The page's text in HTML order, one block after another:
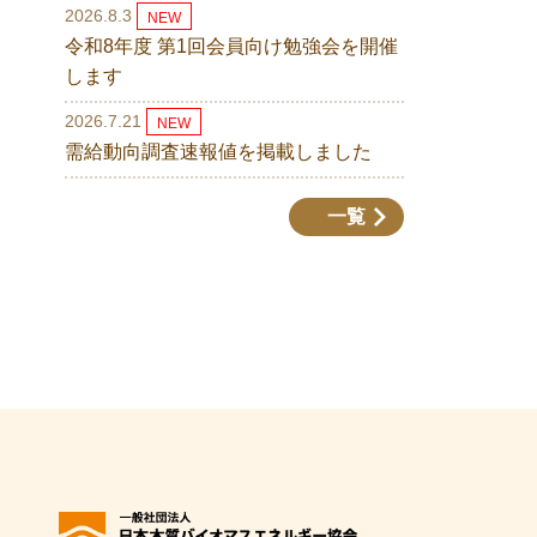
2026.8.3 NEW
令和8年度 第1回会員向け勉強会を開催
します
2026.7.21 NEW
需給動向調査速報値を掲載しました
一覧